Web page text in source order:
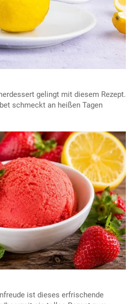
gelingt mit diesem Rezept.
schmeckt an heißen Tagen
ist dieses erfrischende